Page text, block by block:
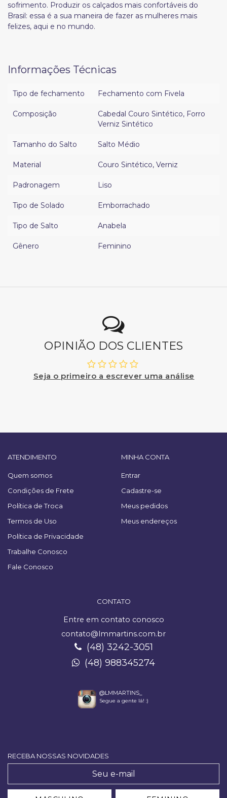
sofrimento. Produzir os calçados mais confortáveis do
Brasil: essa é a sua maneira de fazer as mulheres mais
felizes, aqui e no mundo.
Informações Técnicas
Tipo de fechamento Fechamento com Fivela
Composição Cabedal Couro Sintético, Forro
Verniz Sintético
Tamanho do Salto Salto Médio
Material Couro Sintético, Verniz
Padronagem Liso
Tipo de Solado Emborrachado
Tipo de Salto Anabela
Gênero Feminino
OPINIÃO DOS CLIENTES
Seja o primeiro a escrever uma análise
ATENDIMENTO
Quem somos
Condições de Frete
Política de Troca
Termos de Uso
Política de Privacidade
Trabalhe Conosco
Fale Conosco
MINHA CONTA
Entrar
Cadastre-se
Meus pedidos
Meus endereços
CONTATO
Entre em contato conosco
contato@lmmartins.com.br
(48) 3242-3051
(48) 988345274
@LMMARTINS_
Segue a gente lá! :)
RECEBA NOSSAS NOVIDADES